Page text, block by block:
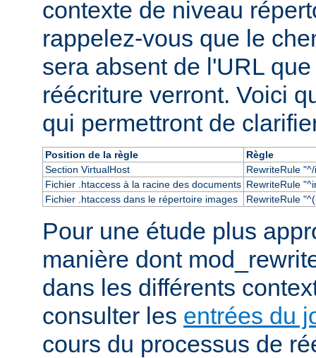
contexte de niveau
rappelez-vous que le
sera absent de l'URL
réécriture verront. Voici
qui permettront de
Position de la règle
Règle
Section VirtualHost
RewriteRule
Fichier .htaccess à la racine des documents RewriteRule
Fichier .htaccess dans le répertoire images
RewriteRule
Pour une étude plus
manière dont
dans les différents
consulter les entrées du
cours du processus de